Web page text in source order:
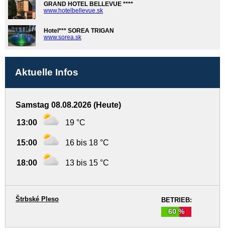
GRAND HOTEL BELLEVUE ****
www.hotelbellevue.sk
Hotel*** SOREA TRIGAN
www.sorea.sk
Aktuelle Infos
Samstag 08.08.2026 (Heute)
13:00 19 °C
15:00 16 bis 18 °C
18:00 13 bis 15 °C
BETRIEB:
60 %
Štrbské Pleso